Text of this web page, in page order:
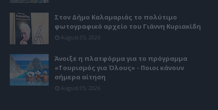
Στον Δήμο Καλαμαριάς το πολύτιμο
φωτογραφικό αρχείο του Γιάννη Κυριακίδη
August 05, 2026
Άνοιξε η πλατφόρμα για το πρόγραμμα
«Τουρισμός για Όλους» - Ποιοι κάνουν
σήμερα αίτηση
August 05, 2026